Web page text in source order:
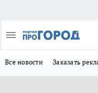
Все новости Заказать